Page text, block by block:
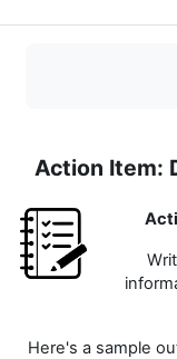
Action Item:
Here's a sample